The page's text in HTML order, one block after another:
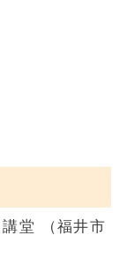
堂 （福井市